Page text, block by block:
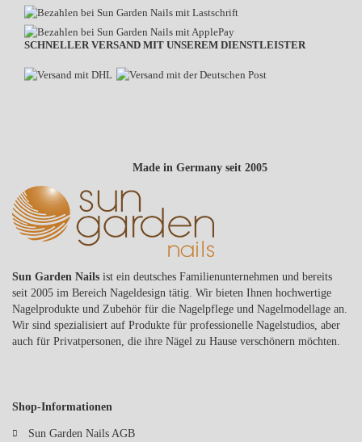
SCHNELLER VERSAND MIT UNSEREM DIENSTLEISTER
Made in Germany seit 2005
Sun Garden Nails ist ein deutsches Familienunternehmen und bereits
seit 2005 im Bereich Nageldesign tätig. Wir bieten Ihnen hochwertige
Nagelprodukte und Zubehör für die Nagelpflege und Nagelmodellage an.
Wir sind spezialisiert auf Produkte für professionelle Nagelstudios, aber
auch für Privatpersonen, die ihre Nägel zu Hause verschönern möchten.
Shop-Informationen
Sun Garden Nails AGB